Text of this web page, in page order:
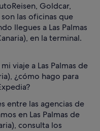
Goldcar,
las oficinas que
llegues a Las Palmas
en la terminal.
viaje a Las Palmas de
¿cómo hago para
entre las agencias de
en Las Palmas de
consulta los